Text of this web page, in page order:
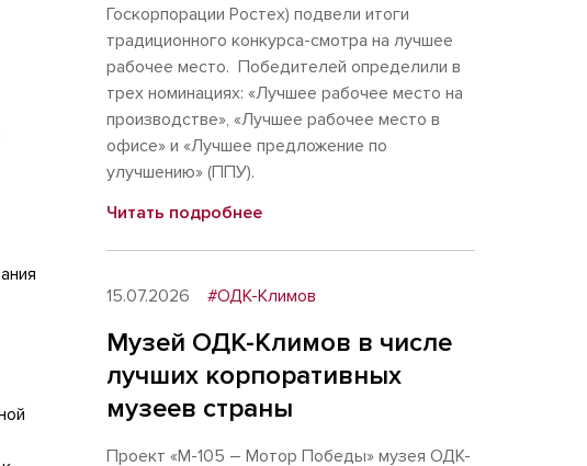
Госкорпорации Ростех) подвели итоги
традиционного конкурса-смотра на лучшее
рабочее место. Победителей определили в
трех номинациях: «Лучшее рабочее место на
производстве», «Лучшее рабочее место в
офисе» и «Лучшее предложение по
улучшению» (ППУ).
Читать подробнее
15.07.2026 #ОДК-Климов
Музей ОДК-Климов в числе
лучших корпоративных
музеев страны
Проект «М-105 – Мотор Победы» музея ОДК-